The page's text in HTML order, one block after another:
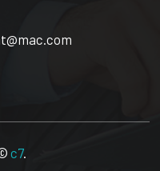
c7.